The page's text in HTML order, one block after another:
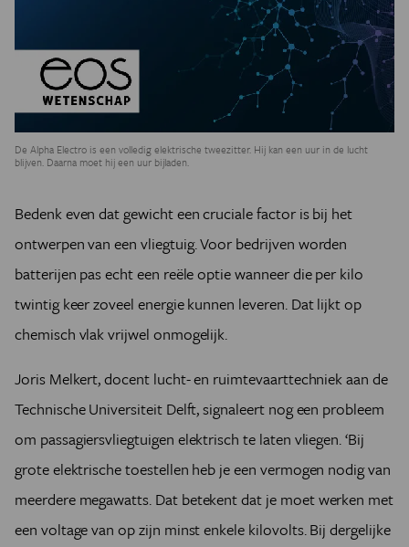
De Alpha Electro is een volledig elektrische tweezitter. Hij kan een uur in de lucht
blijven. Daarna moet hij een uur bijladen.
Bedenk even dat gewicht een cruciale factor is bij het
ontwerpen van een vliegtuig. Voor bedrijven worden
batterijen pas echt een reële optie wanneer die per kilo
twintig keer zoveel energie kunnen leveren. Dat lijkt op
chemisch vlak vrijwel onmogelijk.
Joris Melkert, docent lucht- en ruimtevaarttechniek aan de
Technische Universiteit Delft, signaleert nog een probleem
om passagiersvliegtuigen elektrisch te laten vliegen. ‘Bij
grote elektrische toestellen heb je een vermogen nodig van
meerdere megawatts. Dat betekent dat je moet werken met
een voltage van op zijn minst enkele kilovolts. Bij dergelijke